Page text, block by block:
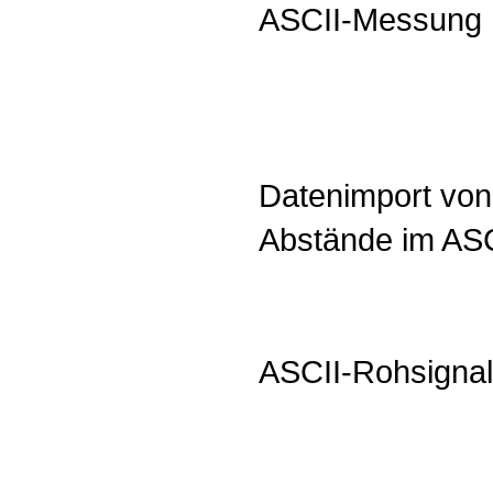
ASCII-Messung
Datenimport
Abstände im
ASCII-Rohsignal